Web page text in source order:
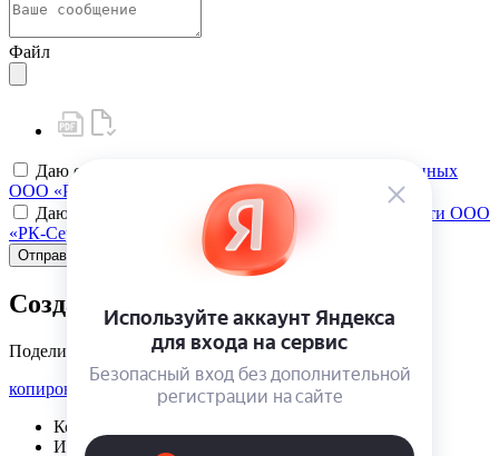
Файл
Даю своё
согласие на обработку персональных данных
ООО «РК-Сервис»
Даю своё
согласие на политику конфиденциальности ООО
«РК-Сервис»
Отправить
Создать карту клиента
Поделиться
копировать ссылку
Корзина | {{ cart.items.value.length }}
Избранное | {{ initData.favoriteProducts.length }}